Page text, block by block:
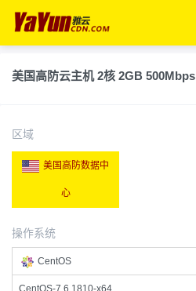
美国高防云主机 2核 2GB 500Mbps
区域
美国高防数据中
心
操作系统
CentOS
CentOS-7.6.1810-x64